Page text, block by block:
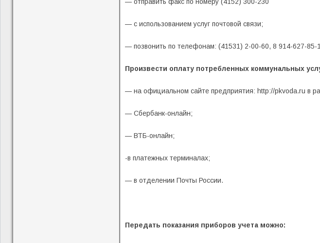
— с использованием услуг почтовой связи;
— позвонить по телефонам: (41531) 2-00-60, 8 914-627-85-
Произвести оплату потребленных коммунальных
— на официальном сайте предприятия: http://pkvoda.ru в
— Сбербанк-онлайн;
— ВТБ-онлайн;
-в платежных терминалах;
— в отделении Почты России.
Передать показания приборов учета можно: